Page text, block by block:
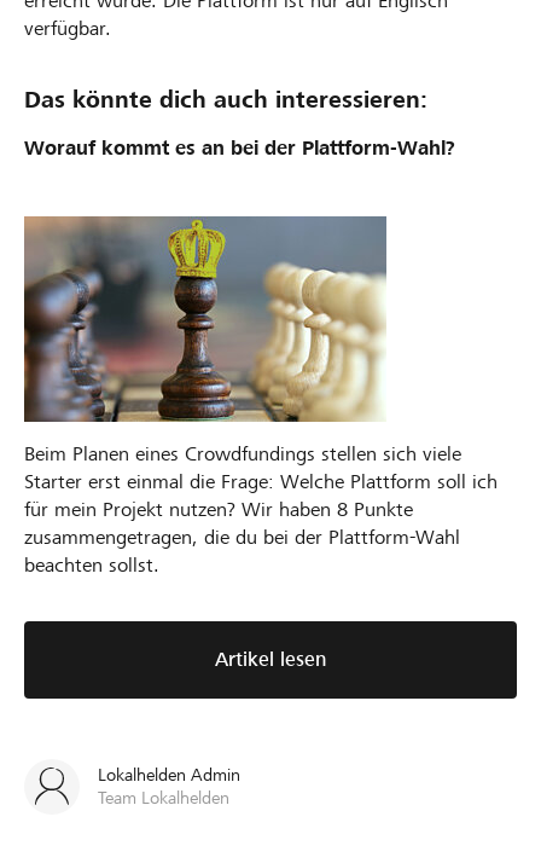
verfügbar.
Das könnte dich auch interessieren:
Worauf kommt es an bei der Plattform-Wahl?
Beim Planen eines Crowdfundings stellen sich viele
Starter erst einmal die Frage: Welche Plattform soll ich
für mein Projekt nutzen? Wir haben 8 Punkte
zusammengetragen, die du bei der Plattform-Wahl
beachten sollst.
Artikel lesen
Lokalhelden Admin
Team Lokalhelden